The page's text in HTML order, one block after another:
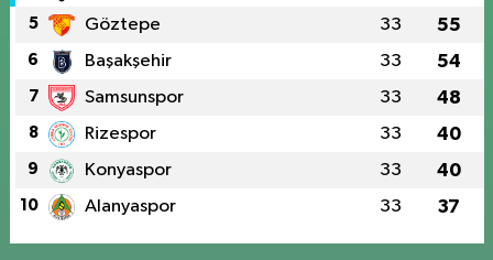
5 Göztepe 33 55
6 Başakşehir 33 54
7 Samsunspor 33 48
8 Rizespor 33 40
9 Konyaspor 33 40
10 Alanyaspor 33 37